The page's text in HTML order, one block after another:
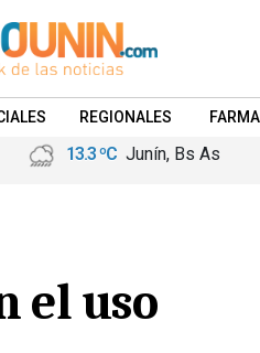
REGIONALES
13.3 ºC Junín, Bs As
el uso